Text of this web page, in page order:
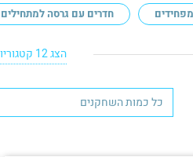
חדרים עם גרסה למתחילים
הצג 12 קטגוריות נוספות
כל כמות השחקנים